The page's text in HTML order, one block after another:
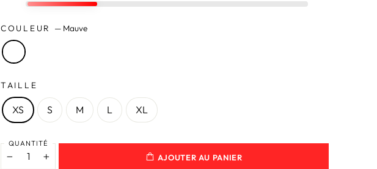
COULEUR — Mauve
TAILLE
XS S M L XL
QUANTITÉ
AJOUTER AU PANIER